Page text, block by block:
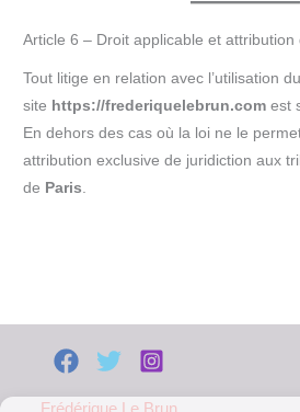
Article 6 – Droit applicable et attribution
Tout litige en relation avec l’utilisation du
site https://frederiquelebrun.com est
En dehors des cas où la loi ne le
attribution exclusive de juridiction aux
de Paris